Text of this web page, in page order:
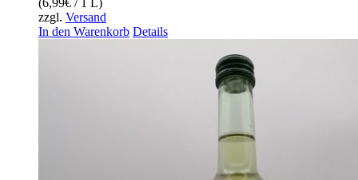
(6,99€ / 1 L)
zzgl. Versand
In den Warenkorb Details